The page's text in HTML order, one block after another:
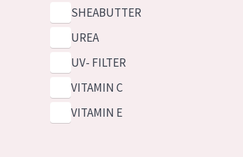
SHEABUTTER
UREA
UV- FILTER
VITAMIN C
VITAMIN E